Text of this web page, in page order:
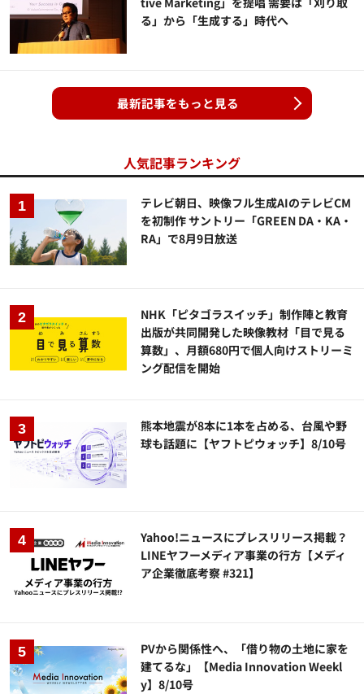
る」から「生成する」時代へ
最新記事をもっと見る
人気記事ランキング
テレビ朝日、映像フル生成AIのテレビCM
を初制作 サントリー「GREEN DA・KA・
RA」で8月9日放送
NHK「ピタゴラスイッチ」制作陣と教育
出版が共同開発した映像教材「目で見る
算数」、月額680円で個人向けストリーミ
ング配信を開始
熊本地震が8本に1本を占める、台風や野
球も話題に【ヤフトピウォッチ】8/10号
Yahoo!ニュースにプレスリリース掲載？
LINEヤフーメディア事業の行方【メディ
ア企業徹底考察 #321】
PVから関係性へ、「借り物の土地に家を
建てるな」【Media Innovation Weekl
y】8/10号